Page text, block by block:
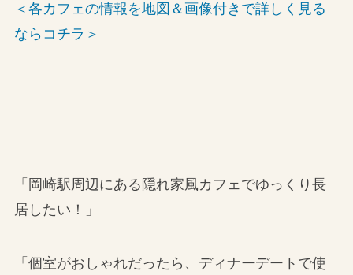
＜各カフェの情報を地図＆画像付きで詳しく見る
ならコチラ＞
「岡崎駅周辺にある隠れ家風カフェでゆっくり長
居したい！」
「個室がおしゃれだったら、ディナーデートで使